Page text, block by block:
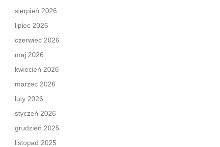
sierpień 2026
lipiec 2026
czerwiec 2026
maj 2026
kwiecień 2026
marzec 2026
luty 2026
styczeń 2026
grudzień 2025
listopad 2025